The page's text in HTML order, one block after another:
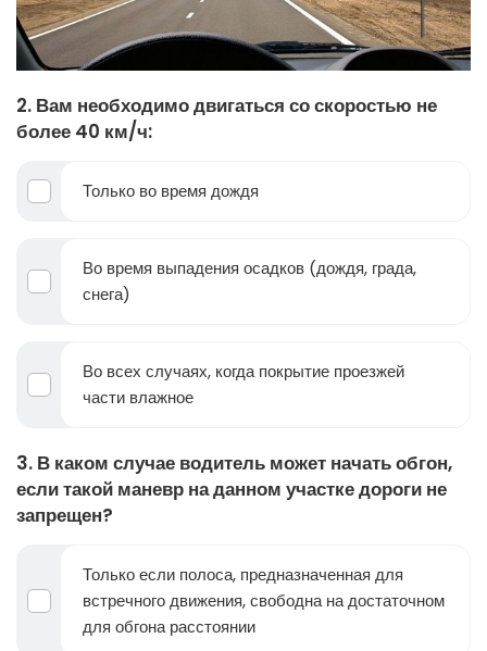
2. Вам необходимо двигаться со скоростью не
более 40 км/ч:
Только во время дождя
Во время выпадения осадков (дождя, града,
снега)
Во всех случаях, когда покрытие проезжей
части влажное
3. В каком случае водитель может начать обгон,
если такой маневр на данном участке дороги не
запрещен?
Только если полоса, предназначенная для
встречного движения, свободна на достаточном
для обгона расстоянии